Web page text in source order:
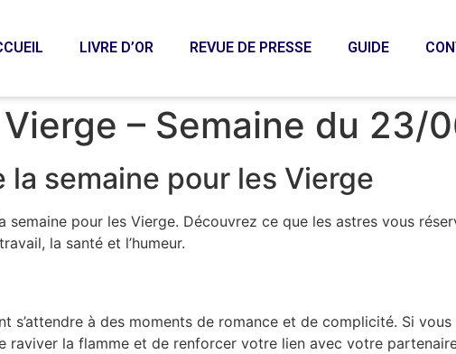
LIVRE D’OR REVUE DE PRESSE GUIDE
– Semaine du 23/
la semaine pour les Vierge
semaine pour les Vierge. Découvrez ce que les astres vous
la santé et l’humeur.
s’attendre à des moments de romance et de complicité. Si
raviver la flamme et de renforcer votre lien avec votre